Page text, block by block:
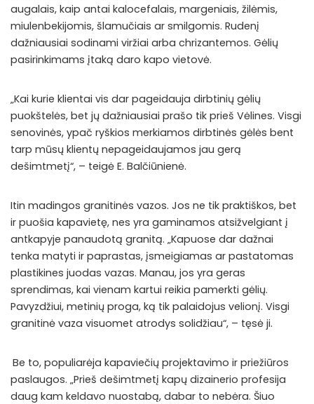
augalais, kaip antai kalocefalais, margeniais, žilėmis,
miulenbekijomis, šlamučiais ar smilgomis. Rudenį
dažniausiai sodinami viržiai arba chrizantemos. Gėlių
pasirinkimams įtaką daro kapo vietovė.
„Kai kurie klientai vis dar pageidauja dirbtinių gėlių
puokštelės, bet jų dažniausiai prašo tik prieš Vėlines. Visgi
senovinės, ypač ryškios merkiamos dirbtinės gėlės bent
tarp mūsų klientų nepageidaujamos jau gerą
dešimtmetį“, – teigė E. Balčiūnienė.
Itin madingos granitinės vazos. Jos ne tik praktiškos, bet
ir puošia kapavietę, nes yra gaminamos atsižvelgiant į
antkapyje panaudotą granitą. „Kapuose dar dažnai
tenka matyti ir paprastas, įsmeigiamas ar pastatomas
plastikines juodas vazas. Manau, jos yra geras
sprendimas, kai vienam kartui reikia pamerkti gėlių.
Pavyzdžiui, metinių proga, ką tik palaidojus velionį. Visgi
granitinė vaza visuomet atrodys solidžiau“, – tęsė ji.
Be to, populiarėja kapaviečių projektavimo ir priežiūros
paslaugos. „Prieš dešimtmetį kapų dizainerio profesija
daug kam keldavo nuostabą, dabar to nebėra. Šiuo